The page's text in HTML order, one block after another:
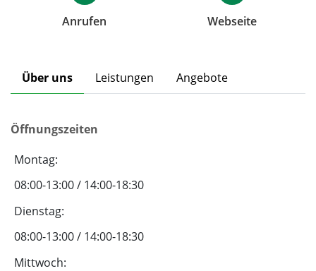
Anrufen Webseite
Über uns Leistungen Angebote
Öffnungszeiten
Montag:
08:00-13:00 / 14:00-18:30
Dienstag:
08:00-13:00 / 14:00-18:30
Mittwoch: